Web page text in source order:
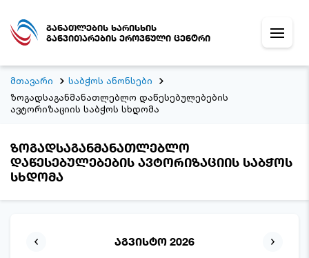
განათლების ხარისხის
განვითარების ეროვნული ცენტრი
მთავარი
საბჭოს ანონსები
ზოგადსაგანმანათლებლო დაწესებულებების
ავტორიზაციის საბჭოს სხდომა
ზოგადსაგანმანათლებლო
დაწესებულებების ავტორიზაციის საბჭოს
სხდომა
აგვისტო 2026